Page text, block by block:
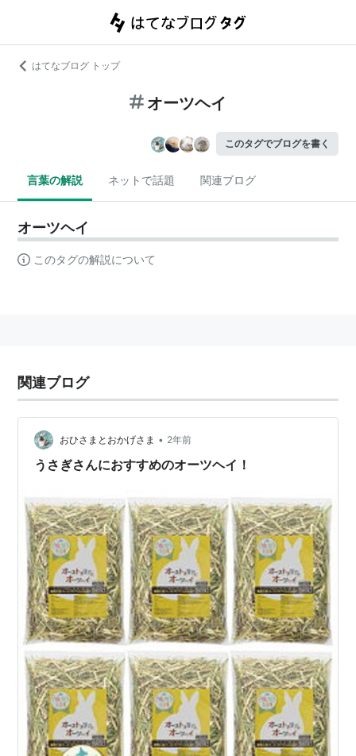
はてなブログ トップ
オーツヘイ
このタグでブログを書く
言葉の解説 ネットで話題 関連ブログ
オーツヘイ
このタグの解説について
関連ブログ
おひさまとおかげさま • 2年前
うさぎさんにおすすめのオーツヘイ！